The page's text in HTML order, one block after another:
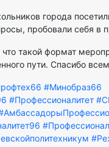
города
пробовали себя в
такой формат
пути. Спасибо
#Минобраз66
#Профессионалитет